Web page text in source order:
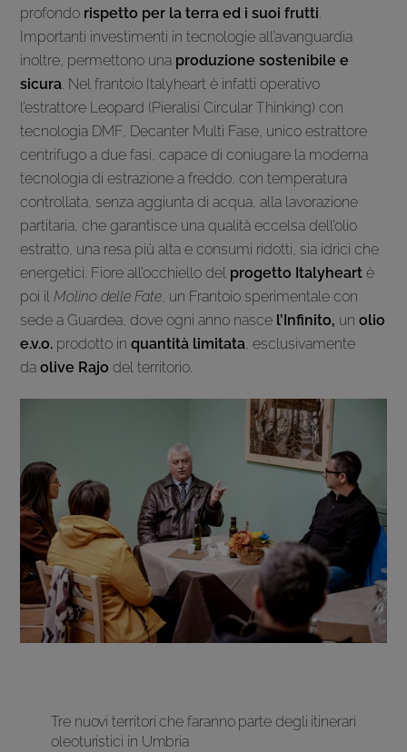
profondo rispetto per la terra ed i suoi frutti.
Importanti investimenti in tecnologie all’avanguardia
inoltre, permettono una produzione sostenibile e
sicura. Nel frantoio Italyheart è infatti operativo
l’estrattore Leopard (Pieralisi Circular Thinking) con
tecnologia DMF, Decanter Multi Fase, unico estrattore
centrifugo a due fasi, capace di coniugare la moderna
tecnologia di estrazione a freddo, con temperatura
controllata, senza aggiunta di acqua, alla lavorazione
partitaria, che garantisce una qualità eccelsa dell’olio
estratto, una resa più alta e consumi ridotti, sia idrici che
energetici. Fiore all’occhiello del progetto Italyheart è
poi ilMolino delle Fate, un Frantoio sperimentale con
sede a Guardea, dove ogni anno nasce l’Infinito, unolio
e.v.o. prodotto inquantità limitata, esclusivamente
daolive Rajo del territorio.
Tre nuovi territori che faranno parte degli itinerari
oleoturistici in Umbria